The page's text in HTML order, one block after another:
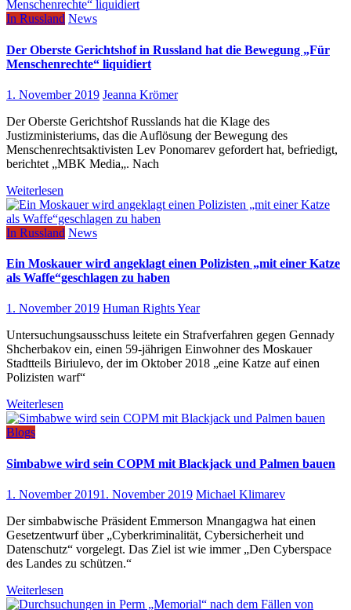
In Russland News
Der Oberste Gerichtshof in Russland hat die Bewegung „Für
Menschenrechte“ liquidiert
1. November 2019 Jeanna Krömer
Der Oberste Gerichtshof Russlands hat die Klage des
Justizministeriums, das die Auflösung der Bewegung des
Menschenrechtsaktivisten Lev Ponomarev gefordert hat, befriedigt,
berichtet „MBK Media„. Nach
Weiterlesen
In Russland News
Ein Moskauer wird angeklagt einen Polizisten „mit einer Katze
als Waffe“geschlagen zu haben
1. November 2019 Human Rights Year
Untersuchungsausschuss leitete ein Strafverfahren gegen Gennady
Shcherbakov ein, einen 59-jährigen Einwohner des Moskauer
Stadtteils Biriulevo, der im Oktober 2018 „eine Katze auf einen
Polizisten warf“
Weiterlesen
Blogs
Simbabwe wird sein СОРМ mit Blackjack und Palmen bauen
1. November 20191. November 2019 Michael Klimarev
Der simbabwische Präsident Emmerson Mnangagwa hat einen
Gesetzentwurf über „Cyberkriminalität, Cybersicherheit und
Datenschutz“ vorgelegt. Das Ziel ist wie immer „Den Cyberspace
des Landes zu schützen.“
Weiterlesen